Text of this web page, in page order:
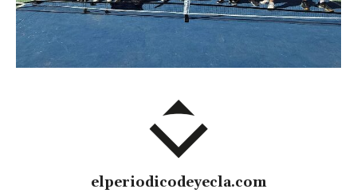
elperiodicodeyecla.com